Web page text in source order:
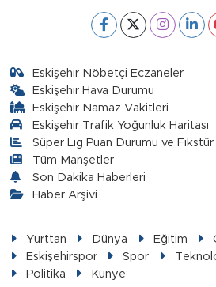
Eskişehir Nöbetçi Eczaneler
Eskişehir Hava Durumu
Eskişehir Namaz Vakitleri
Eskişehir Trafik Yoğunluk Haritası
Süper Lig Puan Durumu ve Fikstür
Tüm Manşetler
Son Dakika Haberleri
Haber Arşivi
Yurttan Dünya Eğitim
Eskişehirspor
Spor
Politika
Künye